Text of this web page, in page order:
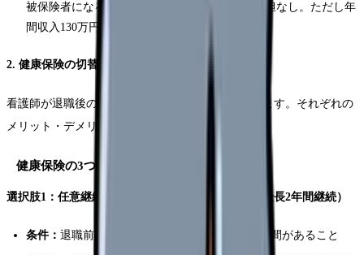
被保険者になる手続きをする。保険料の自己負担なし。ただし年
間収入130万円未満であることが条件
2. 健康保険の切替手続き
看護師が退職後の健康保険には3つの選択肢があります。それぞれの
メリット・デメリットを比較して選びましょう。
健康保険の3つの選択肢を比較
選択肢1：任意継続被保険者（退職前の健康保険を最長2年間継続）
条件： 退職前に継続して2ヶ月以上の被保険者期間があること